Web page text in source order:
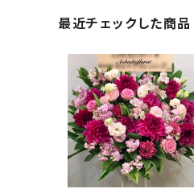
最近チェックした商品